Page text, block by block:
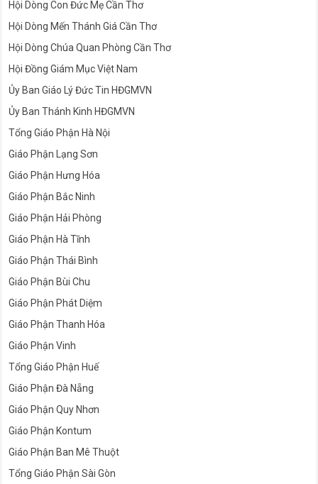
Hội Dòng Con Đức Mẹ Cần Thơ
Hội Dòng Mến Thánh Giá Cần Thơ
Hội Dòng Chúa Quan Phòng Cần Thơ
Hội Đồng Giám Mục Việt Nam
Ủy Ban Giáo Lý Đức Tin HĐGMVN
Ủy Ban Thánh Kinh HĐGMVN
Tổng Giáo Phận Hà Nội
Giáo Phận Lạng Sơn
Giáo Phận Hưng Hóa
Giáo Phận Bắc Ninh
Giáo Phận Hải Phòng
Giáo Phận Hà Tĩnh
Giáo Phận Thái Bình
Giáo Phận Bùi Chu
Giáo Phận Phát Diệm
Giáo Phận Thanh Hóa
Giáo Phận Vinh
Tổng Giáo Phận Huế
Giáo Phận Đà Nẵng
Giáo Phận Quy Nhơn
Giáo Phận Kontum
Giáo Phận Ban Mê Thuột
Tổng Giáo Phận Sài Gòn